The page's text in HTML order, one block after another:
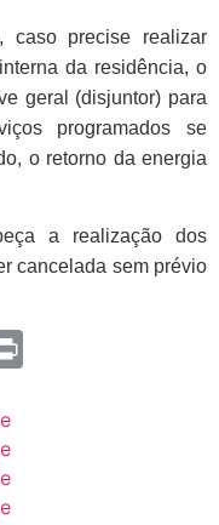
caso precise realizar
da residência, o
geral (disjuntor) para
programados se
o retorno da energia
a realização dos
cancelada sem prévio